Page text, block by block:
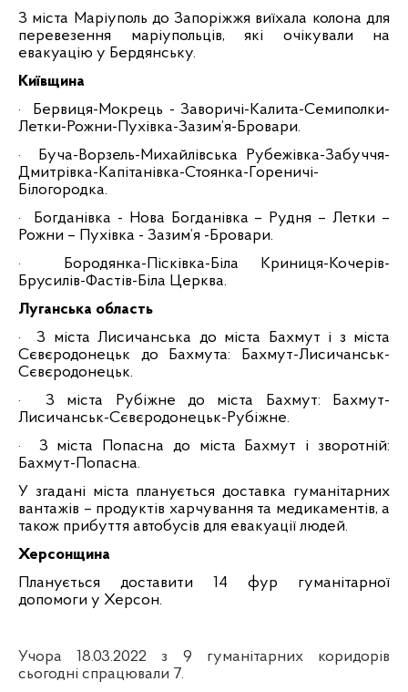
З міста Маріуполь до Запоріжжя виїхала колона для
перевезення маріупольців, які очікували на
евакуацію у Бердянську.
Київщина
·
Бервиця-Мокрець - Заворичі-Калита-Семиполки-
Летки-Рожни-Пухівка-Зазим’я-Бровари.
·
Буча-Ворзель-Михайлівська Рубежівка-Забуччя-
Дмитрівка-Капітанівка-Стоянка-Гореничі-
Білогородка.
·
Богданівка - Нова Богданівка – Рудня – Летки –
Рожни – Пухівка - Зазим’я -Бровари.
·
Бородянка-Пісківка-Біла Криниця-Кочерів-
Брусилів-Фастів-Біла Церква.
Луганська область
·
З міста Лисичанська до міста Бахмут і з міста
Сєвєродонецьк до Бахмута: Бахмут-Лисичанськ-
Сєвєродонецьк.
·
З міста Рубіжне до міста Бахмут: Бахмут-
Лисичанськ-Сєвєродонецьк-Рубіжне.
·
З міста Попасна до міста Бахмут і зворотній:
Бахмут-Попасна.
У згадані міста планується доставка гуманітарних
вантажів – продуктів харчування та медикаментів, а
також прибуття автобусів для евакуації людей.
Херсонщина
Планується доставити 14 фур гуманітарної
допомоги у Херсон.
Учора 18.03.2022 з 9 гуманітарних коридорів
сьогодні спрацювали 7.